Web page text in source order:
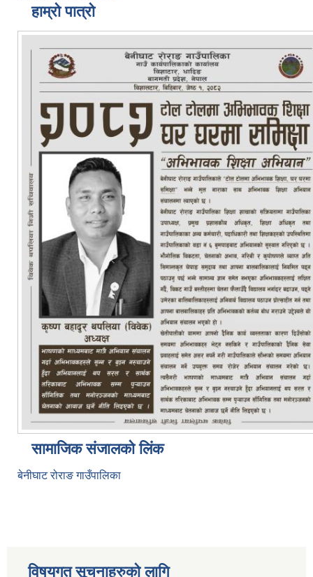
हाम्रो पात्रो
सामाजिक संजालको लिंक
बेनीघाट रोराङ गाउँपालिका
विषयगत सूचनाहरुको लागि